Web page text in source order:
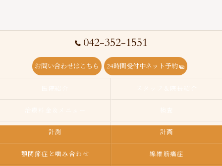
042-352-1551
お問い合わせはこちら 24時間受付中ネット予約
計測 計画
顎関節症と噛み合わせ 線維筋痛症